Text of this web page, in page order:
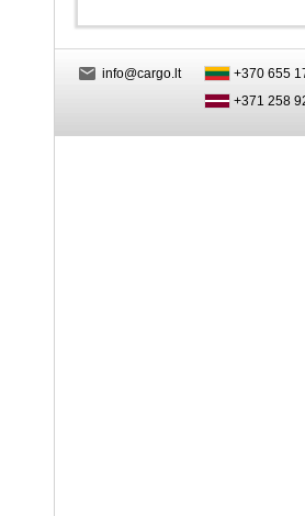
info@cargo.lt
+370 655
+371 258